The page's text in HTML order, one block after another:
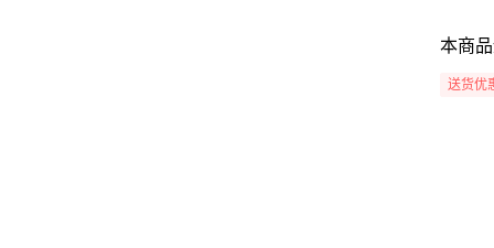
本商
送货优